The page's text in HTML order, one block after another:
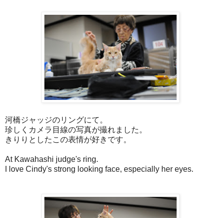
河橋ジャッジのリングにて。
珍しくカメラ目線の写真が撮れました。
きりりとしたこの表情が好きです。
At Kawahashi judge's ring.
I love Cindy's strong looking face, especially her eyes.